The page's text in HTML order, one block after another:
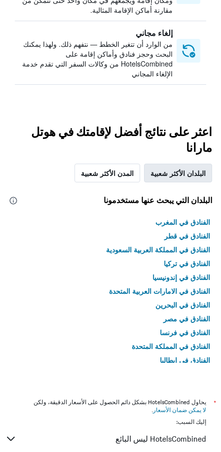
مقارنة أماكن الإقامة المثالية.
إلغاء مجاني
من الوارد أن تتغير الخطط — نتفهم ذلك. ولهذا يمكنك
البحث وحجز فنادق وأماكن إقامة على
HotelsCombined من وكالات السفر التي تقدم خدمة
الإلغاء المجاني
اعثر على نتائج أفضل لإقامتك في هوتل
مارانا
البلدان الأكثر شعبية المدن الأكثر شعبية
البلدان التي يبحث عنها مستخدمونا
الفنادق في المغرب
الفنادق في قطر
الفنادق في المملكة العربية السعودية
الفنادق في تركيا
الفنادق في إندونيسيا
الفنادق في الامارات العربية المتحدة
الفنادق في البحرين
الفنادق في مصر
الفنادق في فرنسا
الفنادق في المملكة المتحدة
الفنادق في إيطاليا
*
يحاول HotelsCombined بشكل دائم الحصول على الأسعار الدقيقة، ولكن
لا يمكن ضمان الأسعار .
إليك السبب:
HotelsCombined ليس البائع